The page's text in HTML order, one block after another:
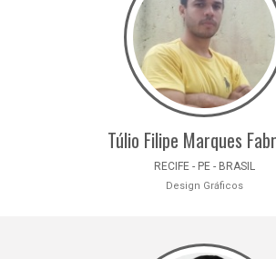
Túlio Filipe Marques
RECIFE - PE - BRASIL
Design Gráficos